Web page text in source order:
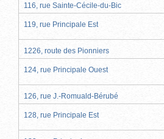
116, rue Sainte-Cécile-du-Bic
119, rue Principale Est
1226, route des Pionniers
124, rue Principale Ouest
126, rue J.-Romuald-Bérubé
128, rue Principale Est